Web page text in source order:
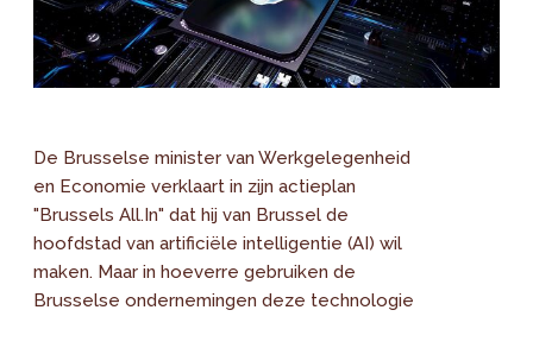
De Brusselse minister van Werkgelegenheid
en Economie verklaart in zijn actieplan
"Brussels All.In" dat hij van Brussel de
hoofdstad van artificiële intelligentie (AI) wil
maken. Maar in hoeverre gebruiken de
Brusselse ondernemingen deze technologie